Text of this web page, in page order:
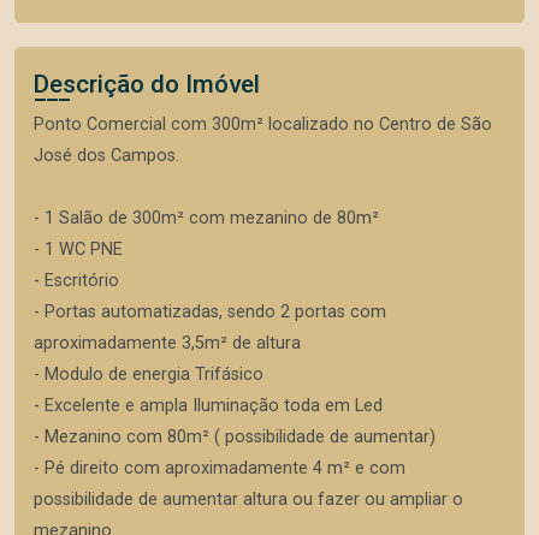
Descrição do Imóvel
Ponto Comercial com 300m² localizado no Centro de São
José dos Campos.
- 1 Salão de 300m² com mezanino de 80m²
- 1 WC PNE
- Escritório
- Portas automatizadas, sendo 2 portas com
aproximadamente 3,5m² de altura
- Modulo de energia Trifásico
- Excelente e ampla Iluminação toda em Led
- Mezanino com 80m² ( possibilidade de aumentar)
- Pé direito com aproximadamente 4 m² e com
possibilidade de aumentar altura ou fazer ou ampliar o
mezanino.